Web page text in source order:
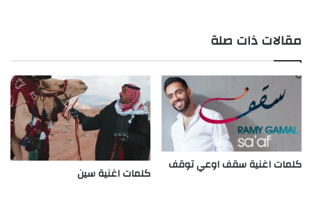
مقالات ذات صلة
كلمات اغنية سقف اوعي توقف كلمات اغنية سين